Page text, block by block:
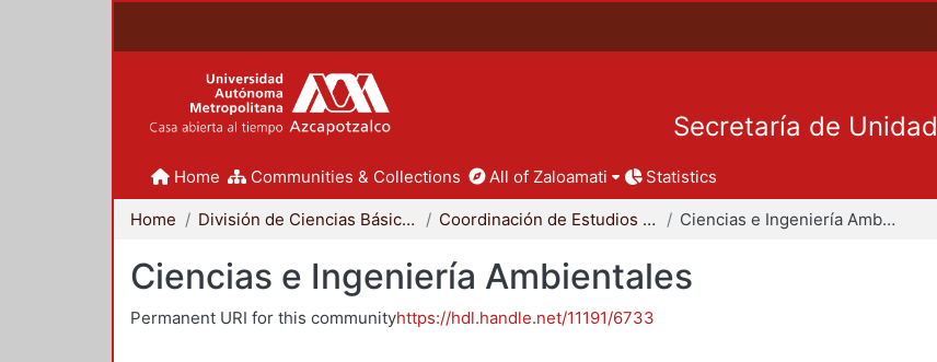
Secretaría de Unidad
Home Communities & Collections All of Zaloamati Statistics
Home División de Ciencias Básicas e Ingeniería Coordinación de Estudios de Posgrado - CBI Ciencias e Ingeniería Ambientales
Ciencias e Ingeniería Ambientales
Permanent URI for this communityhttps://hdl.handle.net/11191/6733